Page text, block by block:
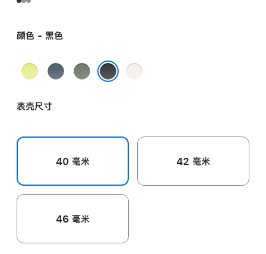
颜色 - 黑色
霓
黄
铁
蓝
灰
淡
表壳尺寸
40 毫米 42 毫米
46 毫米